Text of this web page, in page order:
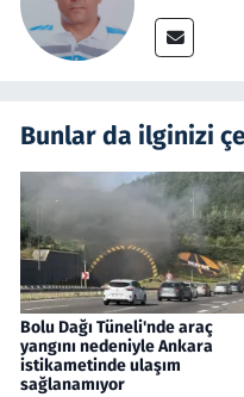
Bunlar da ilginizi
Bolu Dağı Tüneli'nde araç
yangını nedeniyle Ankara
istikametinde ulaşım
sağlanamıyor